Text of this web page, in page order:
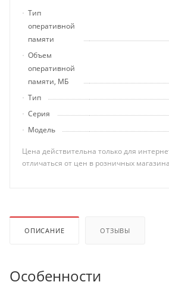
Тип
оперативной
памяти
Объем
оперативной
памяти, МБ
Тип
Серия
Модель
Цена действительна только для
отличаться от цен в розничных
ОПИСАНИЕ ОТЗЫВЫ
Особенности